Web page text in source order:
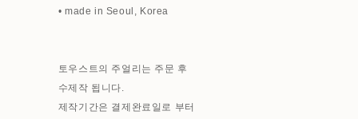
• made in Seoul, Korea
토우스트의 주얼리는 주문 후
수제작 됩니다.
제작기간은 결제완료일로 부터